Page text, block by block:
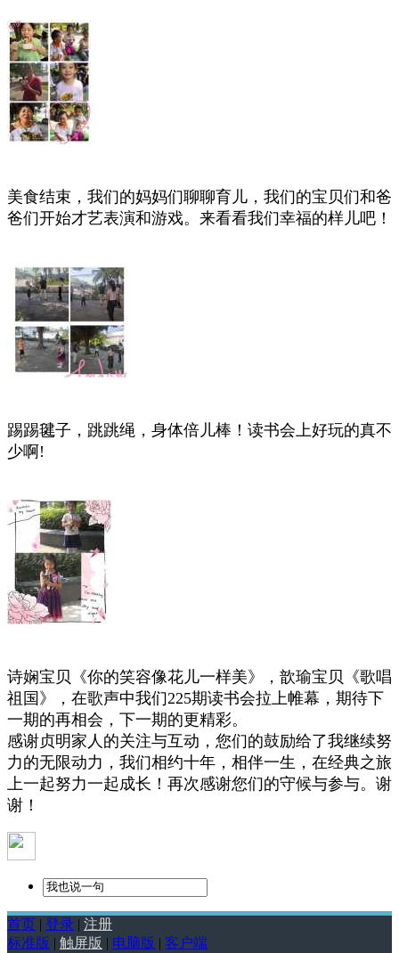
美食结束，我们的妈妈们聊聊育儿，我们的宝贝们和爸
爸们开始才艺表演和游戏。来看看我们幸福的样儿吧！
踢踢毽子，跳跳绳，身体倍儿棒！读书会上好玩的真不
少啊!
诗娴宝贝《你的笑容像花儿一样美》，歆瑜宝贝《歌唱
祖国》，在歌声中我们225期读书会拉上帷幕，期待下
一期的再相会，下一期的更精彩。
感谢贞明家人的关注与互动，您们的鼓励给了我继续努
力的无限动力，我们相约十年，相伴一生，在经典之旅
上一起努力一起成长！再次感谢您们的守候与参与。谢
谢！
首页 | 登录 | 注册
标准版 | 触屏版 | 电脑版 | 客户端